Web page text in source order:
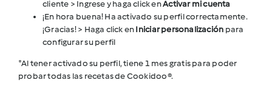
cliente > Ingrese y haga click enActivar mi cuenta
¡En hora buena! Ha activado su perfil correctamente.
¡Gracias! > Haga click enIniciar personalización para
configurar su perfil
*Al tener activado su perfil, tiene 1 mes gratis para poder
probar todas las recetas de Cookidoo®.